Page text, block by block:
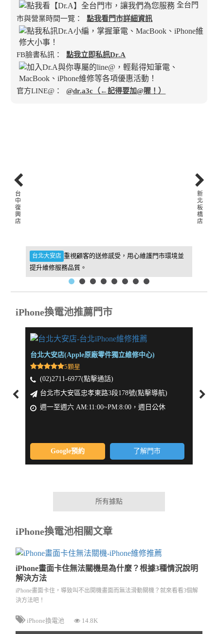
全台門
市與營業時間一覽：
點我看門市詳細資訊
FB臉書私訊： 點我立即私訊Dr.A
官方LINE@： @dr.a3c（←記得要加@喔！）
台北大安店 重視顧客的送修感受，用心維護門市環境並
提升維修服務品質。
新
北
板
橋
店
台
中
復
興
店
iPhone換電池推薦門市
台北大安店(Apple原廠零件獨立維修中心)
5顆星
(02)2711-6977(點擊通話)
台北市大安區忠孝東路3段178號(點擊導航)
週一至週六 AM:11:00~PM:8:00，週日公休
Google預約 了解門市
所有據點
iPhone換電池相關文章
iPhone畫面卡住無法關機是為什麼？根據3種情況說明
解決方法
iPhone畫面卡住，導致叫不出開機畫面而無法滑動關機？就來看看3個解
決方法吧！
iPhone換電池 14.8K